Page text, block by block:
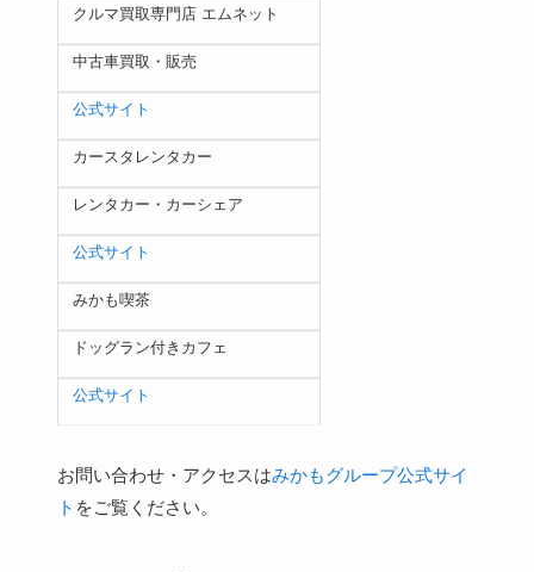
クルマ買取専門店 エムネット
中古車買取・販売
公式サイト
カースタレンタカー
レンタカー・カーシェア
公式サイト
みかも喫茶
ドッグラン付きカフェ
公式サイト
お問い合わせ・アクセスはみかもグループ公式サイ
ト をご覧ください。